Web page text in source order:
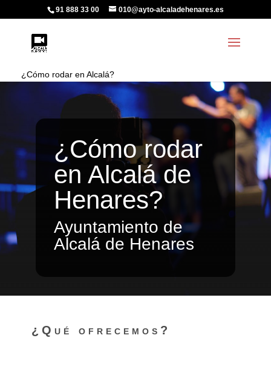
91 888 33 00 010@ayto-alcaladehenares.es
¿Cómo rodar en Alcalá?
¿Cómo rodar
en Alcalá de
Henares?
Ayuntamiento de
Alcalá de Henares
¿Qué ofrecemos?